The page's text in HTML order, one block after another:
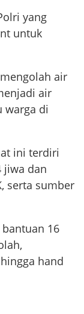
yang
untuk
air
air
warga di
ini terdiri
jiwa dan
serta sumber
16
hand